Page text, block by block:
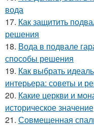
вода
17. Как защитить
решения
18. Вода в подвале
способы решения
19. Как выбрать
интерьера: советы и
20. Какие церкви и
историческое значение
21. Совмещенная